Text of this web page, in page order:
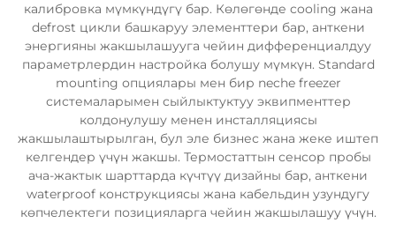
калибровка мүмкүндүгү бар. Көлөгөнде cooling жана
defrost цикли башкаруу элементтери бар, анткени
энергияны жакшылашууга чейин дифференциалдуу
параметрлердин настройка болушу мүмкүн. Standard
mounting опциялары мен бир neche freezer
системаларымен сыйлыктуктуу эквипменттер
колдонулушу менен инсталляциясы
жакшылаштырылган, бул эле бизнес жана жеке иштеп
келгендер үчүн жакшы. Термостаттын сенсор пробы
ача-жактык шарттарда күчтүү дизайны бар, анткени
waterproof конструкциясы жана кабельдин узундугу
көпчелектеги позицияларга чейин жакшылашуу үчүн.